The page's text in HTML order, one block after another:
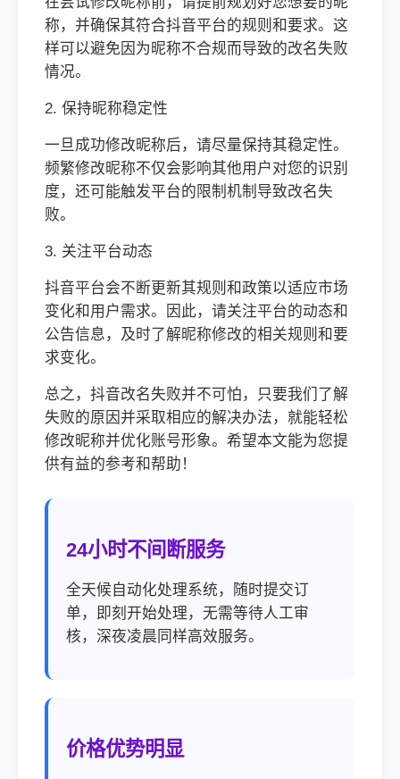
称，并确保其符合抖音平台的规则和要求。这
样可以避免因为昵称不合规而导致的改名失败
情况。
2. 保持昵称稳定性
一旦成功修改昵称后，请尽量保持其稳定性。
频繁修改昵称不仅会影响其他用户对您的识别
度，还可能触发平台的限制机制导致改名失
败。
3. 关注平台动态
抖音平台会不断更新其规则和政策以适应市场
变化和用户需求。因此，请关注平台的动态和
公告信息，及时了解昵称修改的相关规则和要
求变化。
总之，抖音改名失败并不可怕，只要我们了解
失败的原因并采取相应的解决办法，就能轻松
修改昵称并优化账号形象。希望本文能为您提
供有益的参考和帮助！
24小时不间断服务
全天候自动化处理系统，随时提交订
单，即刻开始处理，无需等待人工审
核，深夜凌晨同样高效服务。
价格优势明显